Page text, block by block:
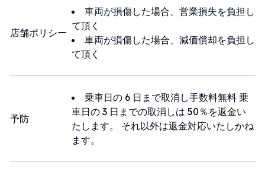
店舗ポリシー
車両が損傷した場合、営業損失を負担し
て頂く
車両が損傷した場合、減価償却を負担し
て頂く
予防
乗車日の 6 日まで取消し手数料無料 乗
車日の 3 日までの取消しは 50％を返金い
たします。 それ以外は返金対応いたしかね
ます。